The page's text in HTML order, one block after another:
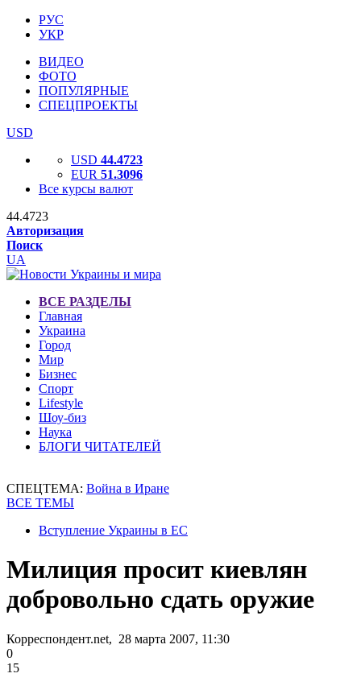
РУС
УКР
ВИДЕО
ФОТО
ПОПУЛЯРНЫЕ
СПЕЦПРОЕКТЫ
USD
USD 44.4723
EUR 51.3096
Все курсы валют
44.4723
Авторизация
Поиск
UA
ВСЕ РАЗДЕЛЫ
Главная
Украина
Город
Мир
Бизнес
Спорт
Lifestyle
Шоу-биз
Наука
БЛОГИ ЧИТАТЕЛЕЙ
СПЕЦТЕМА: Война в Иране
ВСЕ ТЕМЫ
Вступление Украины в ЕС
Милиция просит киевлян
добровольно сдать оружие
Корреспондент.net, 28 марта 2007, 11:30
0
15